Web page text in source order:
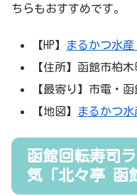
ちらもおすすめです。
【HP】
まるかつ水
【住所】函館市柏
【最寄り】市電・
【地図】
まるかつ
函館回転寿司
気「北々亭 函